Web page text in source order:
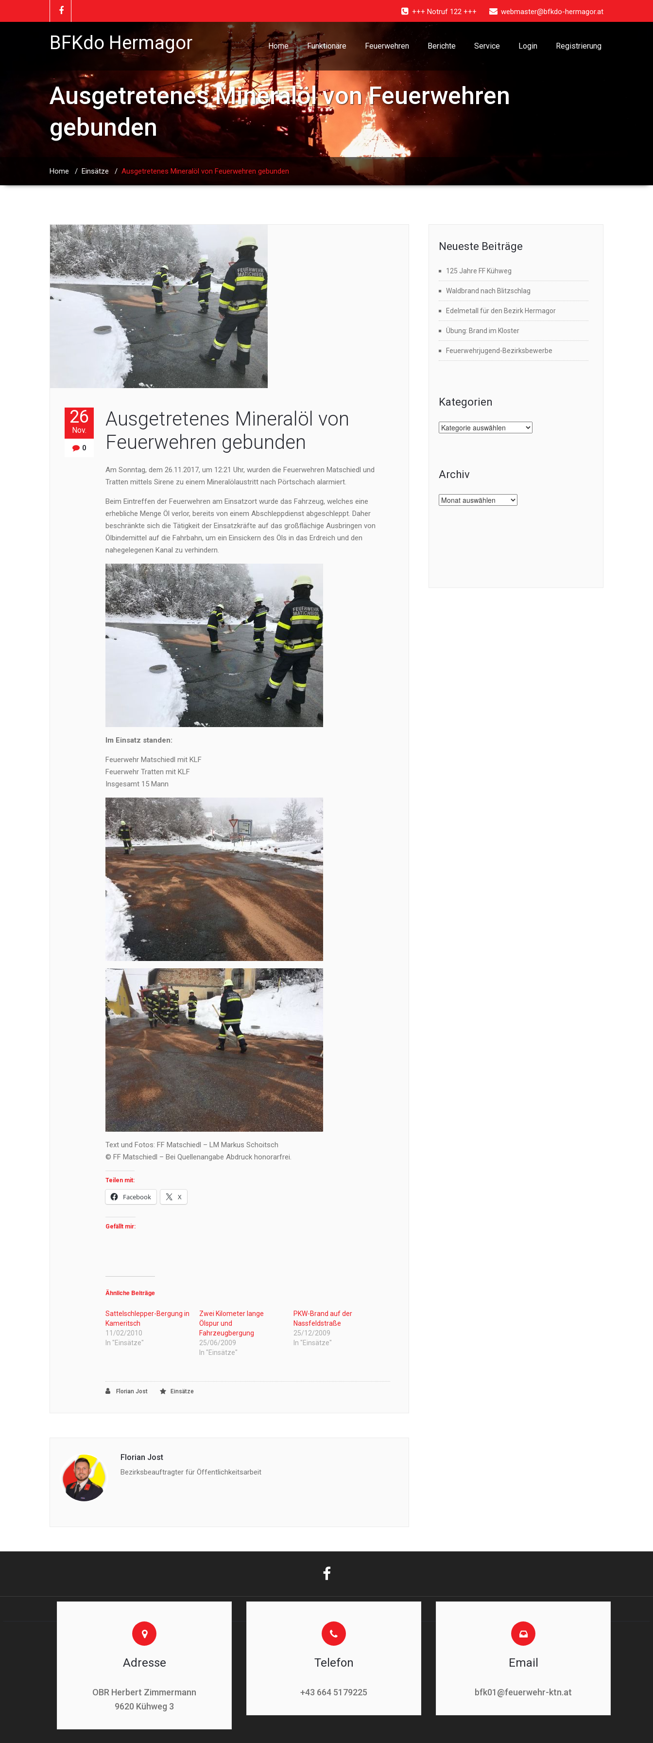
+++ Notruf 122 +++ webmaster@bfkdo-hermagor.at
BFKdo Hermagor Home Funktionäre Feuerwehren Berichte Service Login Registrierung
Ausgetretenes Mineralöl von Feuerwehren
gebunden
Home / Einsätze / Ausgetretenes Mineralöl von Feuerwehren gebunden
26
Nov.
0
Ausgetretenes Mineralöl von
Feuerwehren gebunden
Am Sonntag, dem 26.11.2017, um 12:21 Uhr, wurden die Feuerwehren Matschiedl und
Tratten mittels Sirene zu einem Mineralölaustritt nach Pörtschach alarmiert.
Beim Eintreffen der Feuerwehren am Einsatzort wurde das Fahrzeug, welches eine
erhebliche Menge Öl verlor, bereits von einem Abschleppdienst abgeschleppt. Daher
beschränkte sich die Tätigkeit der Einsatzkräfte auf das großflächige Ausbringen von
Ölbindemittel auf die Fahrbahn, um ein Einsickern des Öls in das Erdreich und den
nahegelegenen Kanal zu verhindern.
Im Einsatz standen:
Feuerwehr Matschiedl mit KLF
Feuerwehr Tratten mit KLF
Insgesamt 15 Mann
Text und Fotos: FF Matschiedl – LM Markus Schoitsch
© FF Matschiedl – Bei Quellenangabe Abdruck honorarfrei.
Teilen mit:
Facebook X
Gefällt mir:
Ähnliche Beiträge
Sattelschlepper-Bergung in
Kameritsch
11/02/2010
In "Einsätze"
Zwei Kilometer lange
Ölspur und
Fahrzeugbergung
25/06/2009
In "Einsätze"
PKW-Brand auf der
Nassfeldstraße
25/12/2009
In "Einsätze"
Florian Jost Einsätze
Florian Jost
Bezirksbeauftragter für Öffentlichkeitsarbeit
Neueste Beiträge
125 Jahre FF Kühweg
Waldbrand nach Blitzschlag
Edelmetall für den Bezirk Hermagor
Übung: Brand im Kloster
Feuerwehrjugend-Bezirksbewerbe
Kategorien
Kategorien
Archiv
Archiv
Adresse
OBR Herbert Zimmermann
9620 Kühweg 3
Telefon
+43 664 5179225
Email
bfk01@feuerwehr-ktn.at